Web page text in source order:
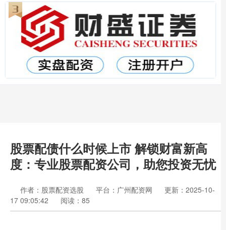
股票配债什么时候上市 解锁财富新高
度：专业股票配资公司，助您投资无忧
作者：股票配资选股 平台：广州配资网
更新：2025-10-
17 09:05:42
阅读：85